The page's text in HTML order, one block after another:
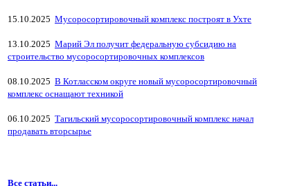
15.10.2025 Мусоросортировочный комплекс построят в Ухте
13.10.2025 Марий Эл получит федеральную субсидию на
строительство мусоросортировочных комплексов
08.10.2025 В Котласском округе новый мусоросортировочный
комплекс оснащают техникой
06.10.2025 Тагильский мусоросортировочный комплекс начал
продавать вторсырье
Все статьи...